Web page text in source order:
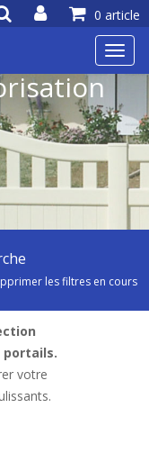
0 article
les filtres en cours
portails.
votre